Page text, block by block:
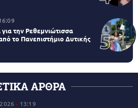
την Ρεθεμνιώτισσα
το Πανεπιστήμιο Δυτικής
ΑΡΘΡΑ
13:19